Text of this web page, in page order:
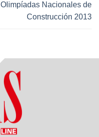
Olimpíadas Nacionales de
Construcción 2013